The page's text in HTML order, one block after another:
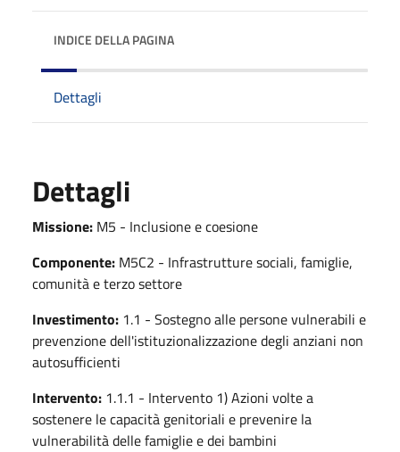
INDICE DELLA PAGINA
Dettagli
Dettagli
Missione: M5 - Inclusione e coesione
Componente: M5C2 - Infrastrutture sociali, famiglie,
comunità e terzo settore
Investimento: 1.1 - Sostegno alle persone vulnerabili e
prevenzione dell'istituzionalizzazione degli anziani non
autosufficienti
Intervento: 1.1.1 - Intervento 1) Azioni volte a
sostenere le capacità genitoriali e prevenire la
vulnerabilità delle famiglie e dei bambini